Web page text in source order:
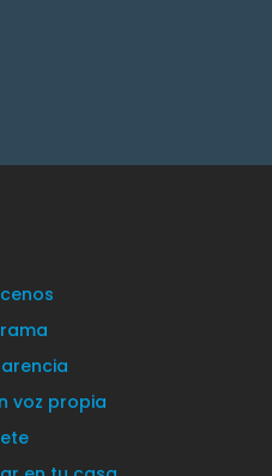
voz propia